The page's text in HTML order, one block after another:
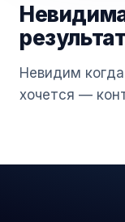
результат
Невидим
хочется —